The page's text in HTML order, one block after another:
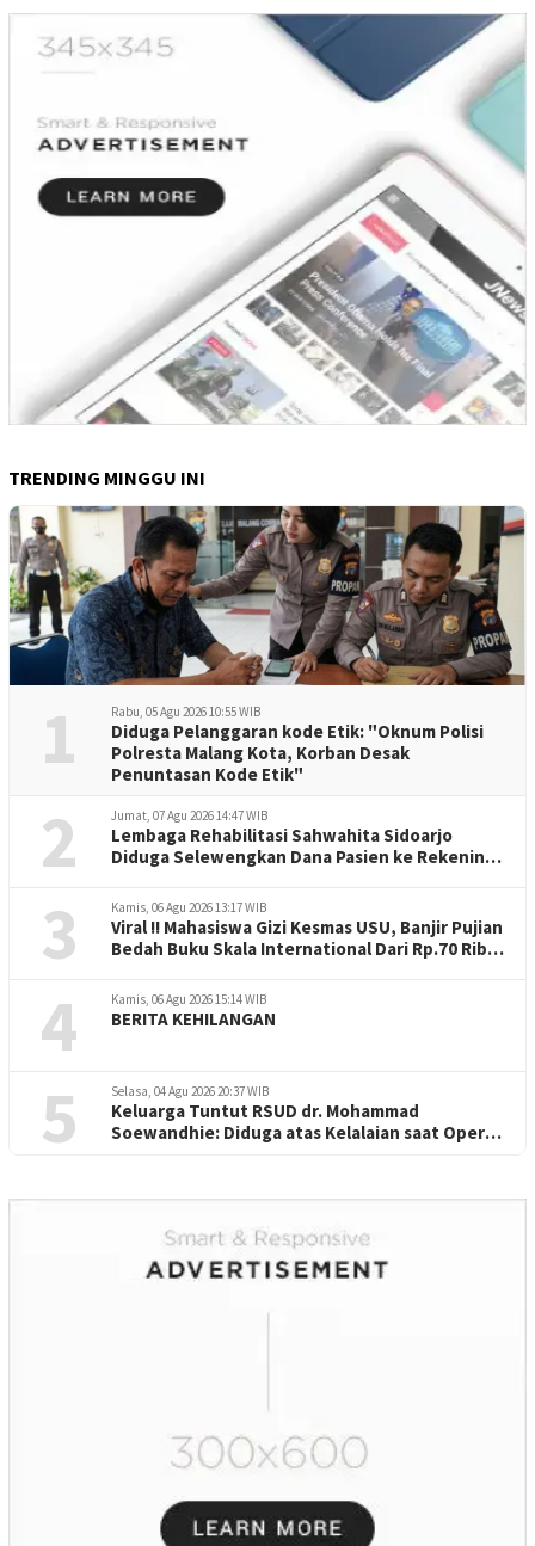
TRENDING MINGGU INI
1 Rabu, 05 Agu 2026 10:55 WIB
Diduga Pelanggaran kode Etik: "Oknum Polisi
Polresta Malang Kota, Korban Desak
Penuntasan Kode Etik"
2 Jumat, 07 Agu 2026 14:47 WIB
Lembaga Rehabilitasi Sahwahita Sidoarjo
Diduga Selewengkan Dana Pasien ke Rekening
3 Kamis, 06 Agu 2026 13:17 WIB
Viral !! Mahasiswa Gizi Kesmas USU, Banjir Pujian
Bedah Buku Skala International Dari Rp.70 Ribu
4 Kamis, 06 Agu 2026 15:14 WIB
BERITA KEHILANGAN
5 Selasa, 04 Agu 2026 20:37 WIB
Keluarga Tuntut RSUD dr. Mohammad
Soewandhie: Diduga atas Kelalaian saat Operasi